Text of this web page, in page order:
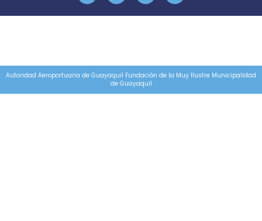
Autoridad Aeroportuaria de Guayaquil Fundación de la Muy Ilustre Municipalidad
de Guayaquil